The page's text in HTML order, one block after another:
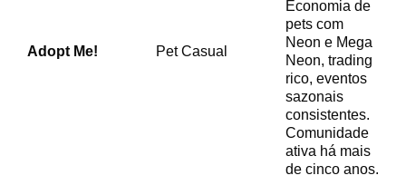
Adopt Me! Pet Casual
Economia de
pets com
Neon e Mega
Neon, trading
rico, eventos
sazonais
consistentes.
Comunidade
ativa há mais
de cinco anos.